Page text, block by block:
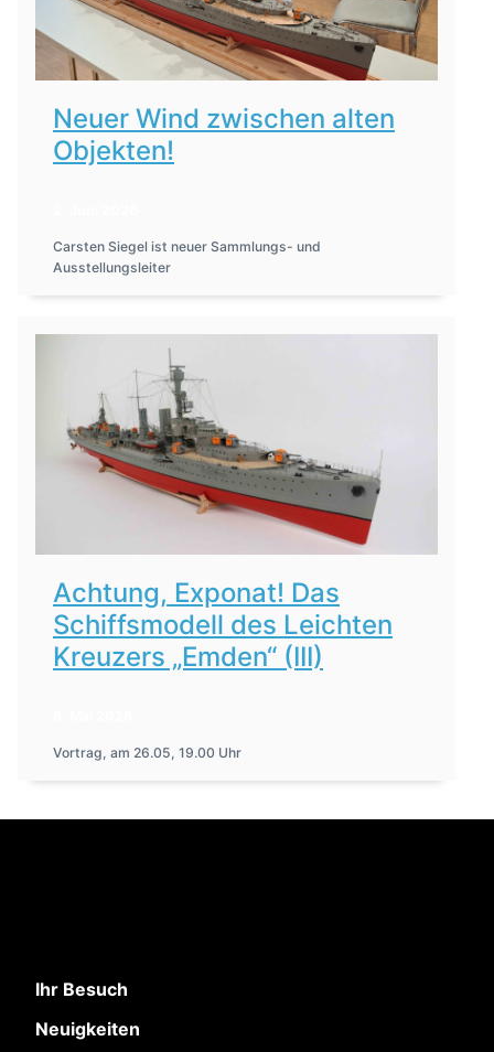
Neuer Wind zwischen alten
Objekten!
Carsten Siegel ist neuer Sammlungs- und
Ausstellungsleiter
Achtung, Exponat! Das
Schiffsmodell des Leichten
Kreuzers „Emden“ (III)
Vortrag, am 26.05, 19.00 Uhr
Ihr Besuch
Neuigkeiten